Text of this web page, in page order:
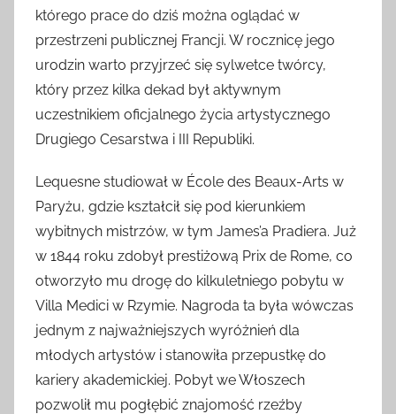
którego prace do dziś można oglądać w
przestrzeni publicznej Francji. W rocznicę jego
urodzin warto przyjrzeć się sylwetce twórcy,
który przez kilka dekad był aktywnym
uczestnikiem oficjalnego życia artystycznego
Drugiego Cesarstwa i III Republiki.
Lequesne studiował w École des Beaux-Arts w
Paryżu, gdzie kształcił się pod kierunkiem
wybitnych mistrzów, w tym James’a Pradiera. Już
w 1844 roku zdobył prestiżową Prix de Rome, co
otworzyło mu drogę do kilkuletniego pobytu w
Villa Medici w Rzymie. Nagroda ta była wówczas
jednym z najważniejszych wyróżnień dla
młodych artystów i stanowiła przepustkę do
kariery akademickiej. Pobyt we Włoszech
pozwolił mu pogłębić znajomość rzeźby